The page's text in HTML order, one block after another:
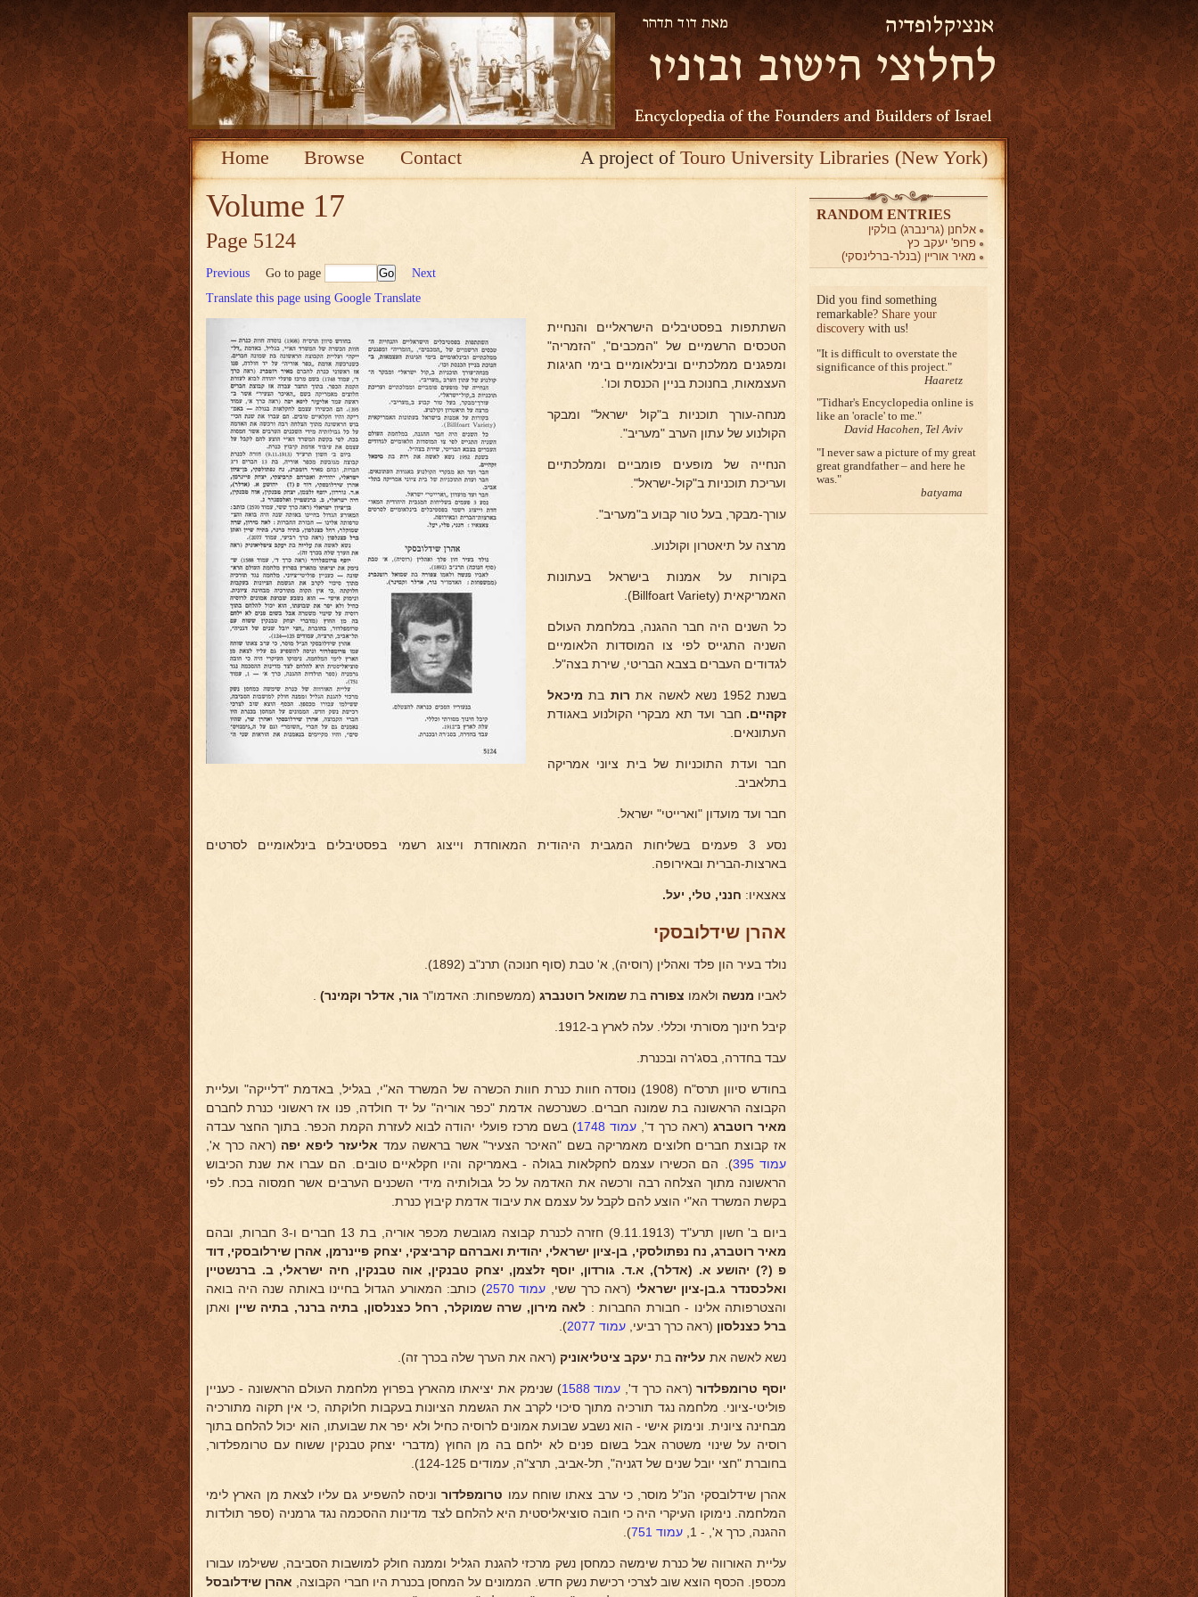
Home Browse Contact A project ofTouro University Libraries (New York)
Volume 17
Page 5124
Previous Go to page
Next
Translate this page using Google Translate
השתתפות בפסטיבלים הישראליים והנחיית
הטכסים הרשמיים של "המכבים", "הזמריה"
ומפגנים ממלכתיים ובינלאומיים בימי חגיגות
העצמאות, בחנוכת בניין הכנסת וכו'.
מנחה-עורך תוכניות ב"קול ישראל" ומבקר
הקולנוע של עתון הערב "מעריב".
הנחייה של מופעים פומביים וממלכתיים
ועריכת תוכניות ב"קול-ישראל".
עורך-מבקר, בעל טור קבוע ב"מעריב".
מרצה על תיאטרון וקולנוע.
בקורות על אמנות בישראל בעתונות
האמריקאית (Billfoart Variety).
כל השנים היה חבר ההגנה, במלחמת העולם
השניה התגייס לפי צו המוסדות הלאומיים
לגדודים העברים בצבא הבריטי, שירת בצה"ל.
בשנת 1952 נשא לאשה את רות בת מיכאל
זקהיים. חבר ועד תא מבקרי הקולנוע באגודת
העתונאים.
חבר ועדת התוכניות של בית ציוני אמריקה
בתלאביב.
חבר ועד מועדון "וארייטי" ישראל.
נסע 3 פעמים בשליחות המגבית היהודית המאוחדת וייצוג רשמי בפסטיבלים בינלאומיים לסרטים
בארצות-הברית ובאירופה.
צאצאיו: חנני, טלי, יעל.
אהרן שידלובסקי
נולד בעיר הון פלד ואהלין (רוסיה), א' טבת (סוף חנוכה) תרנ"ב (1892).
לאביו מנשה ולאמו צפורה בת שמואל רוטנברג (ממשפחות: האדמו"ר גור, אדלר וקמינר)
קיבל חינוך מסורתי וכללי. עלה לארץ ב-1912.
עבד בחדרה, בסג'רה ובכנרת.
בחודש סיוון תרס"ח (1908) נוסדה חוות כנרת חוות הכשרה של המשרד הא"י, בגליל, באדמת "דלייקה" ועליית
הקבוצה הראשונה בת שמונה חברים. כשנרכשה אדמת "כפר אוריה" על יד חולדה, פנו אז ראשוני כנרת לחברם
מאיר רוטברג (ראה כרך ד', עמוד 1748
) בשם מרכז פועלי יהודה לבוא לעזרת הקמת הכפר. בתוך החצר עבדה
אז קבוצת חברים חלוצים מאמריקה בשם "האיכר הצעיר" אשר בראשה עמד אליעזר ליפא יפה (ראה כרך א',
עמוד 395
). הם הכשירו עצמם לחקלאות בגולה - באמריקה והיו חקלאיים טובים. הם עברו את שנת הכיבוש
הראשונה מתוך הצלחה רבה ורכשה את האדמה על כל גבולותיה מידי השכנים הערבים אשר חמסוה בכח. לפי
בקשת המשרד הא"י הוצע להם לקבל על עצמם את עיבוד אדמת קיבוץ כנרת.
ביום ב' חשון תרע"ד (9.11.1913) חזרה לכנרת קבוצה מגובשת מכפר אוריה, בת 13 חברים ו-3 חברות, ובהם
מאיר רוטברג, נח נפתולסקי, בן-ציון ישראלי, יהודית ואברהם קרביצקי, יצחק פיינרמן, אהרן שירלובסקי, דוד
פ (?) יהושע א. (אדלר), א.ד. גורדון, יוסף זלצמן, יצחק טבנקין, אוה טבנקין, חיה ישראלי, ב. ברנשטיין
ואלכסנדר ג.בן-ציון ישראלי (ראה כרך ששי, עמוד 2570
) כותב: המאורע הגדול בחיינו באותה שנה היה בואה
והצטרפותה אלינו - חבורת החברות : לאה מירון, שרה שמוקלר, רחל כצנלסון, בתיה ברנר, בתיה שיין ואתן
ברל כצנלסון (ראה כרך רביעי, עמוד 2077 ).
נשא לאשה את עליזה בת יעקב ציטליאוניק (ראה את הערך שלה בכרך זה).
יוסף טרומפלדור(ראה כרך ד', עמוד 1588
) שנימק את יציאתו מהארץ בפרוץ מלחמת העולם הראשונה - כעניין
פוליטי-ציוני. מלחמה נגד תורכיה מתוך סיכוי לקרב את הגשמת הציונות בעקבות חלוקתה ,כי אין תקוה מתורכיה
מבחינה ציונית. ונימוק אישי - הוא נשבע שבועת אמונים לרוסיה כחיל ולא יפר את שבועתו, הוא יכול להלחם בתוך
רוסיה על שינוי משטרה אבל בשום פנים לא ילחם בה מן החוץ (מדברי יצחק טבנקין ששוח עם טרומפלדור,
בחוברת "חצי יובל שנים של דגניה", תל-אביב, תרצ"ה, עמודים 124-125).
אהרן שידלובסקי הנ"ל מוסר, כי ערב צאתו שוחח עמו טרומפלדורוניסה להשפיע גם עליו לצאת מן הארץ לימי
המלחמה. נימוקו העיקרי היה כי חובה סוציאליסטית היא להלחם לצד מדינות ההסכמה נגד גרמניה (ספר תולדות
ההגנה, כרך א', - 1,
עמוד 751 ).
עליית האורווה של כנרת שימשה כמחסן נשק מרכזי להגנת הגליל וממנה חולק למושבות הסביבה, ששילמו עבורו
מכספן. הכסף הוצא שוב לצרכי רכישת נשק חדש. הממונים על המחסן בכנרת היו חברי הקבוצה,
אהרן שידלובסל
RANDOM ENTRIES
אלחנן (גרינברג) בולקין
פרופ' יעקב כץ
מאיר אוריין (בנלר-ברלינסקי)
Did you find something
remarkable? Share your
discovery with us!
It is difficult to overstate the
significance of this project.
Haaretz
Tidhar's Encyclopedia online is
like an 'oracle' to me.
David Hacohen, Tel Aviv
I never saw a picture of my great
great grandfather – and here he
was.
batyama